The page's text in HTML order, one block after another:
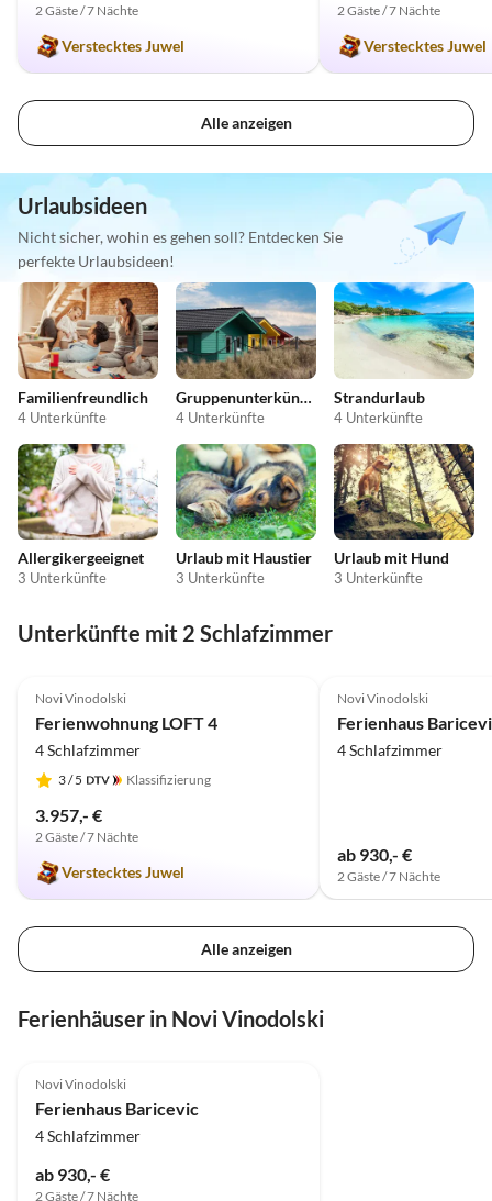
2 Gäste / 7 Nächte
Verstecktes Juwel
2 Gäste / 7 Nächte
Verstecktes Juwel
Alle anzeigen
Urlaubsideen
Nicht sicher, wohin es gehen soll? Entdecken Sie
perfekte Urlaubsideen!
Familienfreundlich
4 Unterkünfte
Gruppenunterkünfte
4 Unterkünfte
Strandurlaub
4 Unterkünfte
Allergikergeeignet
3 Unterkünfte
Urlaub mit Haustier
3 Unterkünfte
Urlaub mit Hund
3 Unterkünfte
Unterkünfte mit 2 Schlafzimmer
Novi Vinodolski
Ferienwohnung LOFT 4
4 Schlafzimmer
3/ 5 Klassifizierung
3.957,- €
2 Gäste / 7 Nächte
Verstecktes Juwel
Novi Vinodolski
Ferienhaus
4 Schlafzimmer
ab 930,- €
2 Gäste / 7 Nächte
Alle anzeigen
Ferienhäuser in Novi Vinodolski
Novi Vinodolski
Ferienhaus Baricevic
4 Schlafzimmer
ab 930,- €
2 Gäste / 7 Nächte